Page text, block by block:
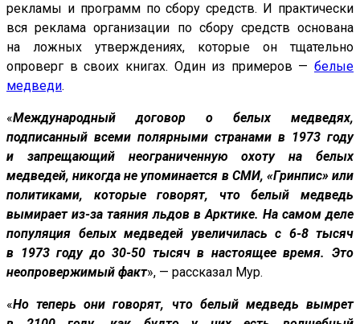
рекламы и программ по сбору средств. И практически
вся реклама организации по сбору средств основана
на ложных утверждениях, которые он тщательно
опроверг в своих книгах. Один из примеров — белые
медведи.
«Международный договор о белых медведях,
подписанный всеми полярными странами в 1973 году
и запрещающий неограниченную охоту на белых
медведей, никогда не упоминается в СМИ, «Гринпис» или
политиками, которые говорят, что белый медведь
вымирает из-за таяния льдов в Арктике. На самом деле
популяция белых медведей увеличилась с 6-8 тысяч
в 1973 году до 30-50 тысяч в настоящее время. Это
неопровержимый факт», — рассказал Мур.
«Но теперь они говорят, что белый медведь вымрет